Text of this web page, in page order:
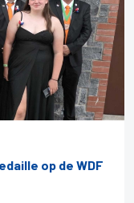
op de WDF